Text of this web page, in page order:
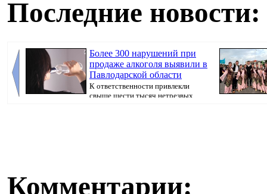
Последние новости:
Более 300 нарушений при
продаже алкоголя выявили в
Павлодарской области
К ответственности привлекли
свыше шести тысяч нетрезвых
Комментарии: